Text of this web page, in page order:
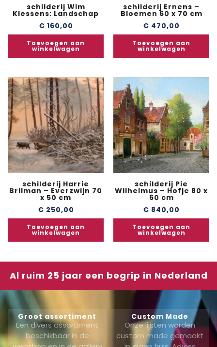
schilderij Wim
Klessens: Landschap
€ 160,00
Toevoegen aan
winkelwagen
schilderij Ernens –
Bloemen 60 x 70 cm
€ 470,00
Toevoegen aan
winkelwagen
schilderij Harrie
Brilman – Everzwijn 70
x 50 cm
€ 250,00
Toevoegen aan
winkelwagen
schilderij Pie
Wilhelmus – Hofje 80 x
60 cm
€ 840,00
Toevoegen aan
winkelwagen
Al ruim 25 jaar een begrip in Nederland
Groot assortiment
Een divers assortiment
beschikbaar in de
Custom Made
Onze lijsten worden
custom made gemaakt